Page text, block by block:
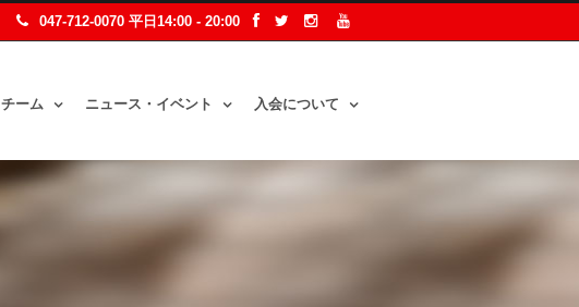
047-712-0070 平日14:00 - 20:00
チーム ニュース・イベント 入会について